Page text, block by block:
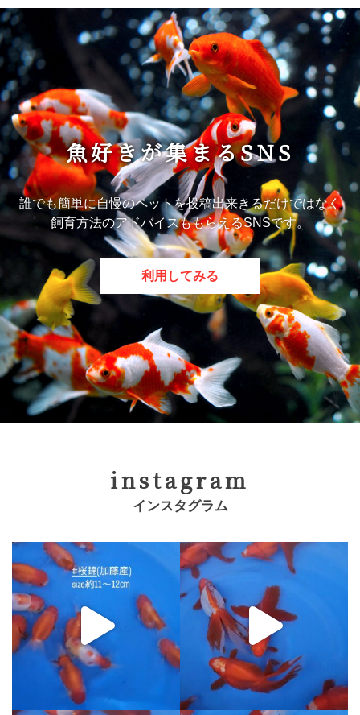
魚好きが集まるSNS
誰でも簡単に自慢のペットを投稿出来きるだけではなく
飼育方法のアドバイスももらえるSNSです。
利用してみる
instagram
インスタグラム